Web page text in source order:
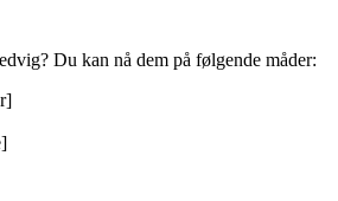
Du kan nå dem på følgende måder: